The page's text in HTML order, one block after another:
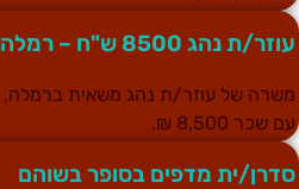
ת נהג 8500 ש"ח – רמלה
של עוזר/ת נהג משאית ברמלה,
שכר 8,500 ₪.
ית מדפים בסופר בשוהם